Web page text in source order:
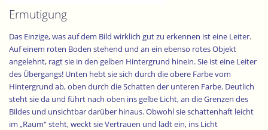
Ermutigung
Das Einzige, was auf dem Bild wirklich gut zu erkennen ist eine Leiter.
Auf einem roten Boden stehend und an ein ebenso rotes Objekt
angelehnt, ragt sie in den gelben Hintergrund hinein. Sie ist eine Leiter
des Übergangs! Unten hebt sie sich durch die obere Farbe vom
Hintergrund ab, oben durch die Schatten der unteren Farbe. Deutlich
steht sie da und führt nach oben ins gelbe Licht, an die Grenzen des
Bildes und unsichtbar darüber hinaus. Obwohl sie schattenhaft leicht
im „Raum“ steht, weckt sie Vertrauen und lädt ein, ins Licht